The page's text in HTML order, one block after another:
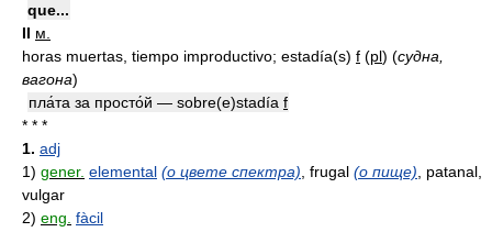
que...
II м.
horas muertas, tiempo improductivo; estadía(s) f (pl) (судна,
вагона)
пла́та за просто́й — sobre(e)stadía f
* * *
1. adj
1) gener. elemental (о цвете спектра) , frugal (о пище) , patanal,
vulgar
2) eng. fàcil